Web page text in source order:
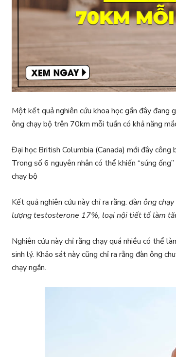
Một kết quả nghiên cứu khoa học gần đây đang
ông chạy bộ trên 70km mỗi tuần có khả năng
Đại học British Columbia (Canada) mới đây
Trong số 6 nguyên nhân có thể khiến “súng
chạy bộ
Kết quả nghiên cứu này chỉ ra rằng: đàn ông
lượng testosterone 17%, loại nội tiết tố làm
Nghiên cứu này chỉ rằng chạy quá nhiều có thể
sinh lý. Khảo sát này cũng chỉ ra rằng đàn ông
chạy ngắn.